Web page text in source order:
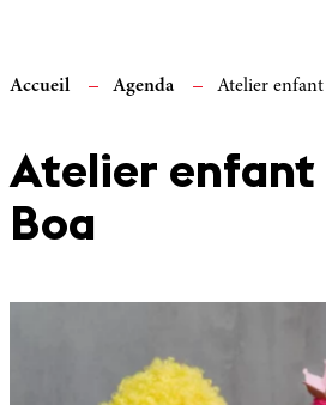
Accueil Agenda Atelier
Atelier enfant
Boa